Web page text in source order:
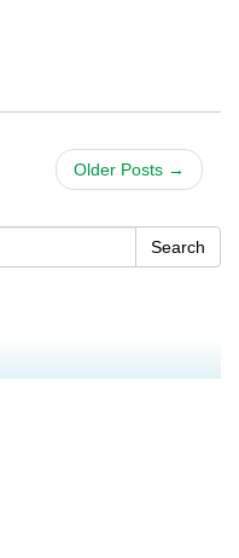
Older Posts →
Search